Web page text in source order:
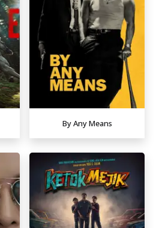
By Any Means